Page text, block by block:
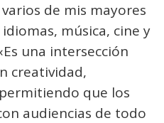
de mis mayores
música, cine y
una intersección
creatividad,
que los
audiencias de todo